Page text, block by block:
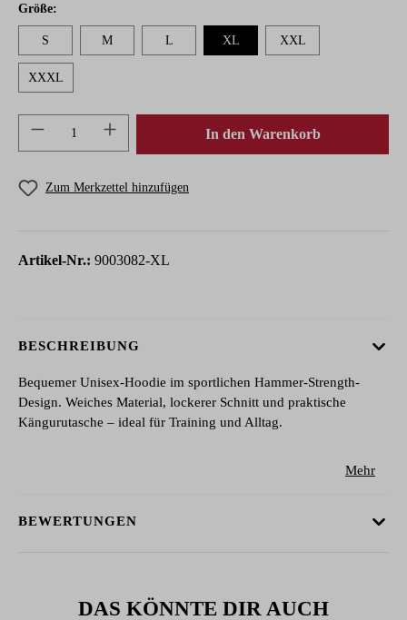
Größeauswählen
:
S M L XL XXL
XXXL
Produkt Anzahl: Gib den gewünschten Wert
In den Warenkorb
Zum Merkzettel hinzufügen
Artikel-Nr.: 9003082-XL
BESCHREIBUNG
Bequemer Unisex-Hoodie im sportlichen Hammer-Strength-
Design. Weiches Material, lockerer Schnitt und praktische
Kängurutasche – ideal für Training und Alltag.
Mehr
BEWERTUNGEN
DAS KÖNNTE DIR AUCH